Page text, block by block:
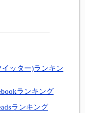
ッター)ランキン
ランキング
ランキング